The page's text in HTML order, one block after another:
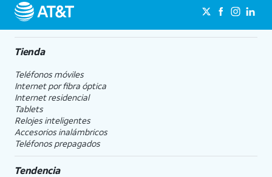
Tienda
Teléfonos móviles
Internet por fibra óptica
Internet residencial
Tablets
Relojes inteligentes
Accesorios inalámbricos
Teléfonos prepagados
Tendencia